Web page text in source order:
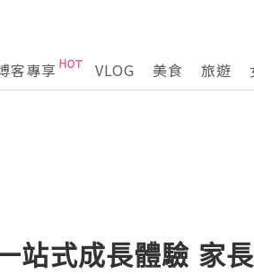
客專享 VLOG 美食 旅遊
站式成長體驗 家